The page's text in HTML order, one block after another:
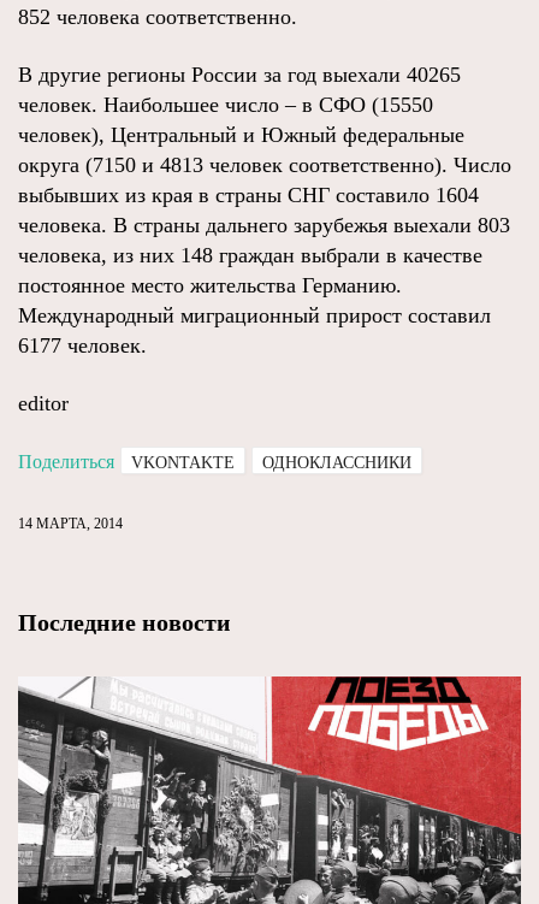
852 человека соответственно.
В другие регионы России за год выехали 40265
человек. Наибольшее число – в СФО (15550
человек), Центральный и Южный федеральные
округа (7150 и 4813 человек соответственно). Число
выбывших из края в страны СНГ составило 1604
человека. В страны дальнего зарубежья выехали 803
человека, из них 148 граждан выбрали в качестве
постоянное место жительства Германию.
Международный миграционный прирост составил
6177 человек.
editor
Поделиться VKONTAKTE ОДНОКЛАССНИКИ
14 МАРТА, 2014
Последние новости